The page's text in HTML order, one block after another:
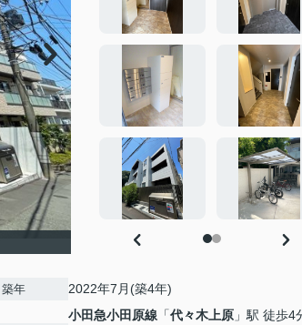
築年 2022年7月(築4年)
小田急小田原線 「代々木上原 」駅 徒歩4